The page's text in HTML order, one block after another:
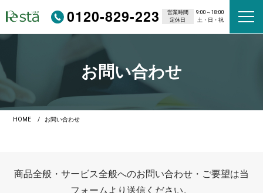
0120-829-223 営業時間
9:00～18:00
定休日
土・日・祝
お問い合わせ
HOME お問い合わせ
商品全般・サービス全般へのお問い合わせ・ご要望は当
フォームより送信ください。